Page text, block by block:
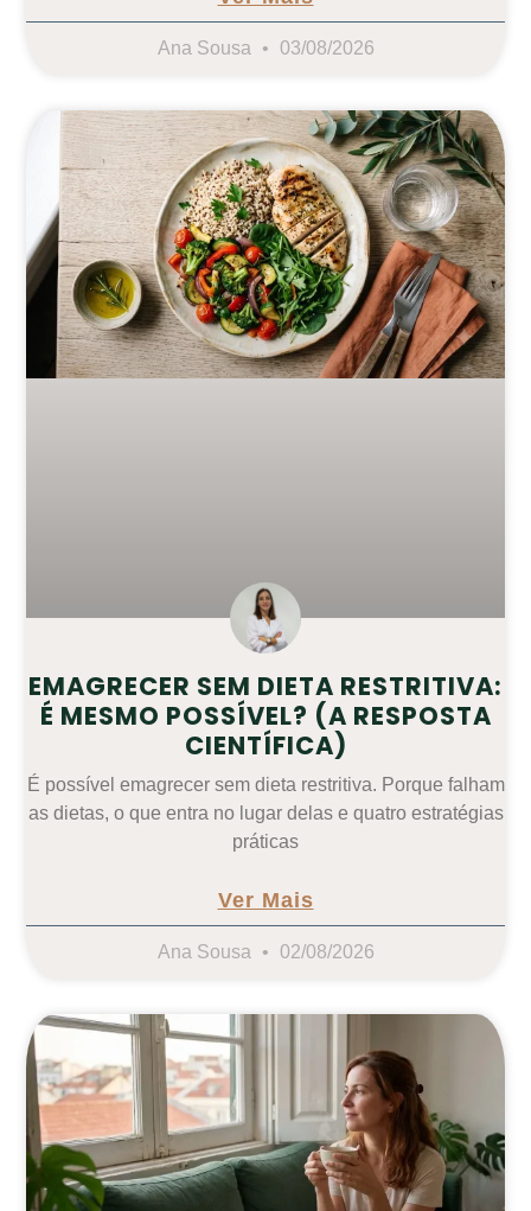
Ana Sousa 03/08/2026
EMAGRECER SEM DIETA RESTRITIVA:
É MESMO POSSÍVEL? (A RESPOSTA
CIENTÍFICA)
É possível emagrecer sem dieta restritiva. Porque falham
as dietas, o que entra no lugar delas e quatro estratégias
práticas
Ver Mais
Ana Sousa 02/08/2026